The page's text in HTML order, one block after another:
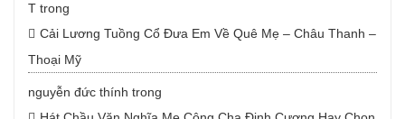
T trong
Cải Lương Tuồng Cổ Đưa Em Về Quê Mẹ – Châu Thanh –
Thoại Mỹ
nguyễn đức thính trong